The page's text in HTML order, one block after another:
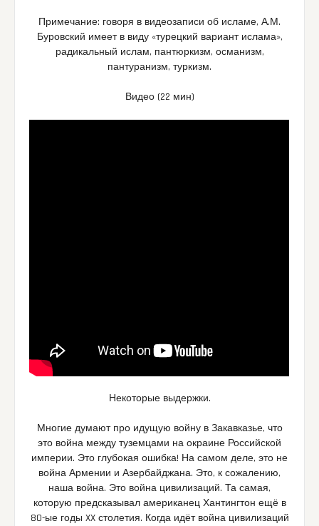
Примечание: говоря в видеозаписи об исламе, А.М.
Буровский имеет в виду «турецкий вариант ислама»,
радикальный ислам, пантюркизм, османизм,
пантуранизм, туркизм.
Видео (22 мин)
Некоторые выдержки.
Многие думают про идущую войну в Закавказье, что
это война между туземцами на окраине Российской
империи. Это глубокая ошибка! На самом деле, это не
война Армении и Азербайджана. Это, к сожалению,
наша война. Это война цивилизаций. Та самая,
которую предсказывал американец Хантингтон ещё в
80-ые годы XX столетия. Когда идёт война цивилизаций